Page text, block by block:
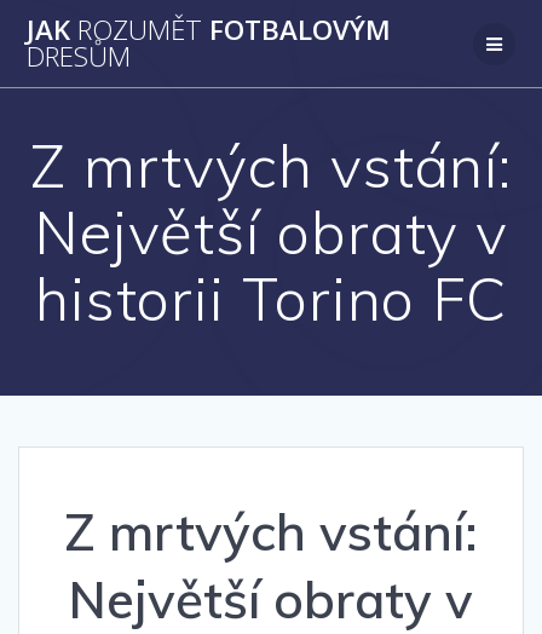
na
JAK ROZUMĚT FOTBALOVÝM
DRESŮM
Z mrtvých vstání:
Největší obraty v
historii Torino FC
Z mrtvých vstání:
Největší obraty v